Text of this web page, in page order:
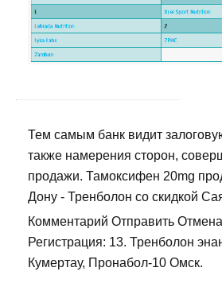
Тем самым банк видит
также намерения сторон,
продажи. Тамоксифен 20mg
Дону - Тренболон со скидкой
Комментарий Отправить
Регистрация: 13. Тренболон
Кумертау, Пронабол-10 Омск.